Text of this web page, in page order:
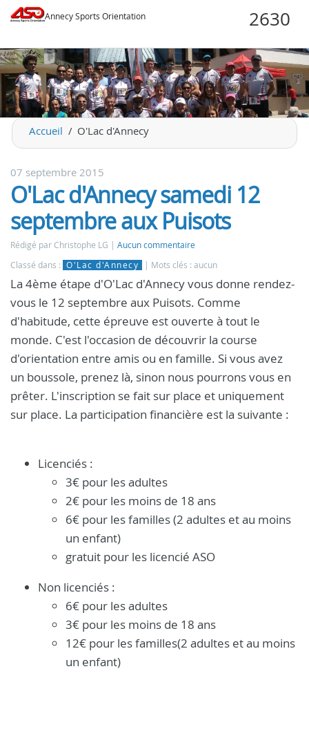
Annecy Sports Orientation
Accueil O'Lac d'Annecy
07 septembre 2015
O'Lac d'Annecy samedi 12
septembre aux Puisots
Rédigé par Christophe LG
Aucun commentaire
Classé dans : O'Lac d'Annecy Mots clés : aucun
La 4ème étape d'O'Lac d'Annecy vous donne rendez-
vous le 12 septembre aux Puisots. Comme
d'habitude, cette épreuve est ouverte à tout le
monde. C'est l'occasion de découvrir la course
d'orientation entre amis ou en famille. Si vous avez
un boussole, prenez là, sinon nous pourrons vous en
prêter. L'inscription se fait sur place et uniquement
sur place. La participation financière est la suivante :
Licenciés :
3€ pour les adultes
2€ pour les moins de 18 ans
6€ pour les familles (2 adultes et au moins
un enfant)
gratuit pour les licencié ASO
Non licenciés :
6€ pour les adultes
3€ pour les moins de 18 ans
12€ pour les familles(2 adultes et au moins
un enfant)